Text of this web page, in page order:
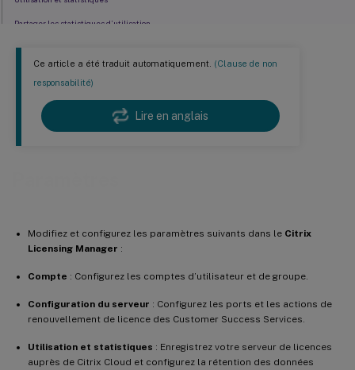
Ce article a été traduit automatiquement. (Clause de non
responsabilité)
Lire en anglais
Modifiez et configurez les paramètres suivants dans le Citrix
Licensing Manager :
Compte : Configurez les comptes d’utilisateur et de groupe.
Configuration du serveur : Configurez les ports et les actions de
renouvellement de licence des Customer Success Services.
Utilisation et statistiques : Enregistrez votre serveur de licences
auprès de Citrix Cloud et configurez la rétention des données
Partager les statistiques d’utilisation
Informations de téléchargement